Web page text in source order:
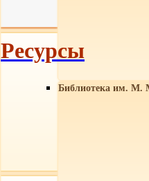
Библиотека им. М.
Ресурсы